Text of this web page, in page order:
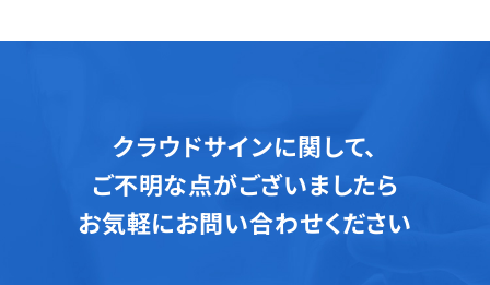
クラウドサインに関して、
ご不明な点がございましたら
お気軽にお問い合わせください